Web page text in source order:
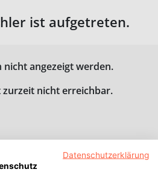
ist aufgetreten.
nicht angezeigt werden.
zurzeit nicht erreichbar.
Datenschutzerklärung